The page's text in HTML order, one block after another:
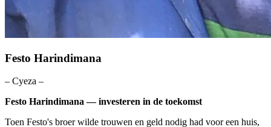
Festo Harindimana
– Cyeza –
Festo Harindimana — investeren in de toekomst
Toen Festo's broer wilde trouwen en geld nodig had voor een huis,